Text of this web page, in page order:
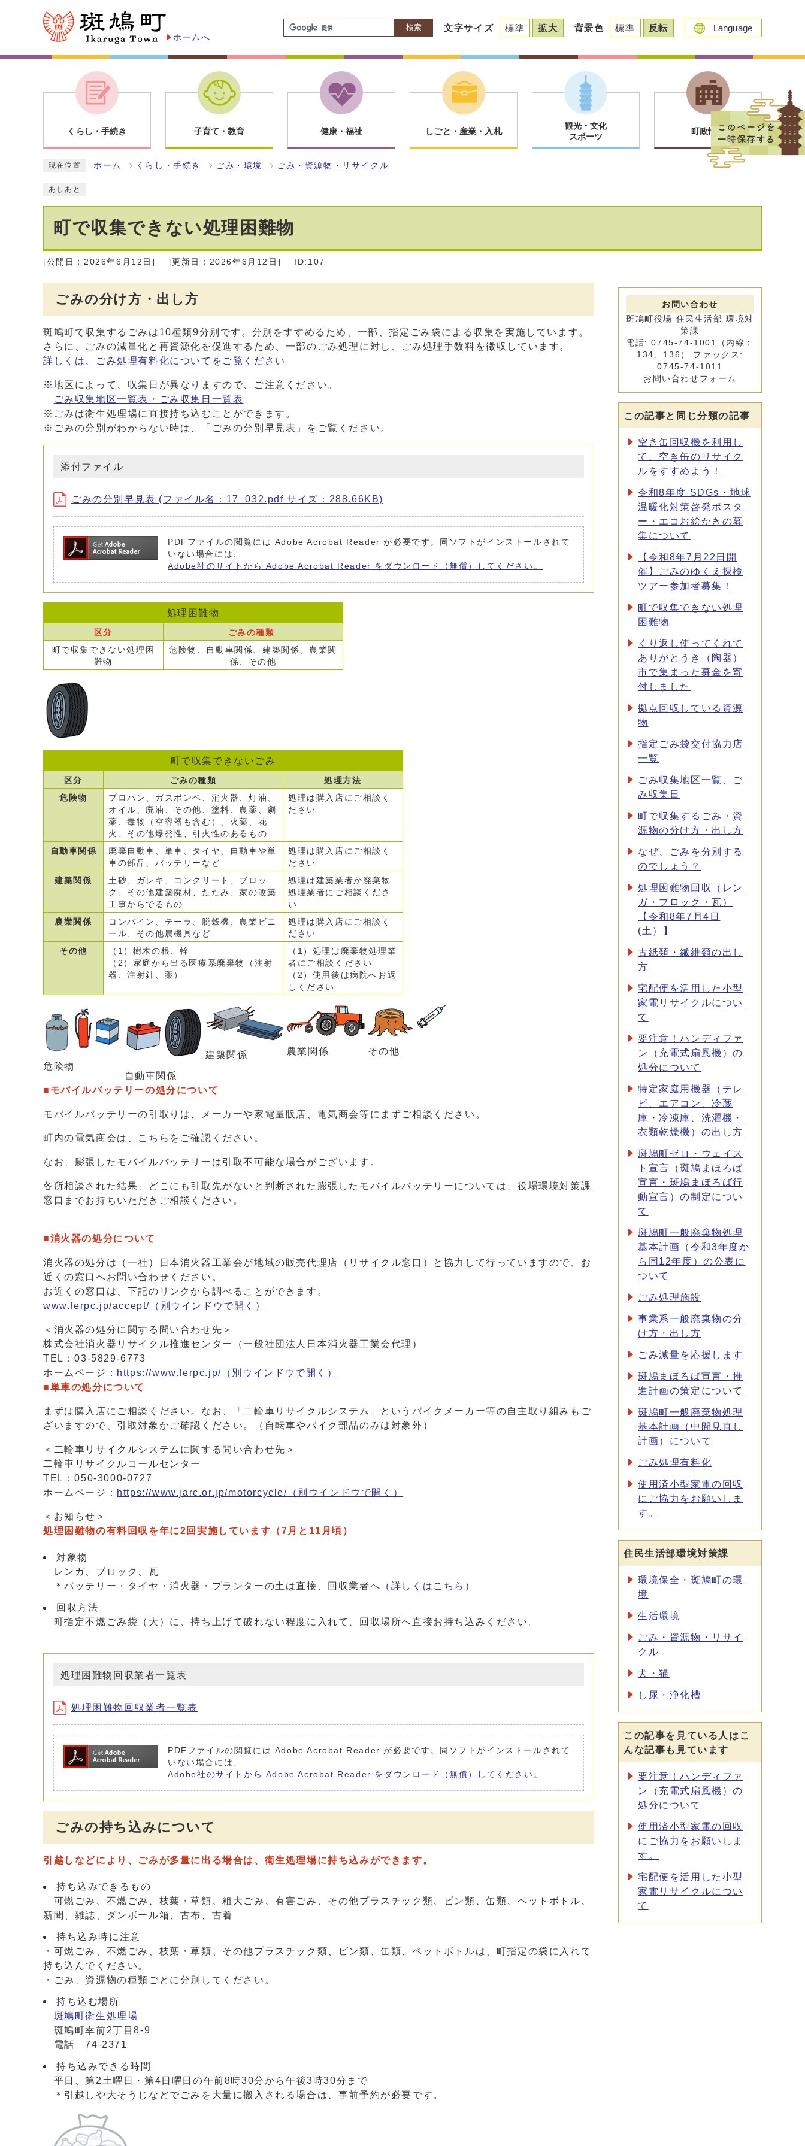
ホームへ
検索 文字サイズ 標準 拡大 背景色 標準 反転 Language
くらし・手続き 子育て・教育 健康・福祉 しごと・産業・入札
観光・文化
スポーツ
町政情報
現在位置 ホーム くらし・手続き ごみ・環境 ごみ・資源物・リサイクル
あしあと
町で収集できない処理困難物
[公開日：2026年6月12日] [更新日：2026年6月12日] ID:107
ごみの分け方・出し方
斑鳩町で収集するごみは10種類9分別です。分別をすすめるため、一部、指定ごみ袋による収集を実施しています。
さらに、ごみの減量化と再資源化を促進するため、一部のごみ処理に対し、ごみ処理手数料を徴収しています。
詳しくは、ごみ処理有料化についてをご覧ください
※地区によって、収集日が異なりますので、ご注意ください。
ごみ収集地区一覧表・ごみ収集日一覧表
※ごみは衛生処理場に直接持ち込むことができます。
※ごみの分別がわからない時は、「ごみの分別早見表」をご覧ください。
添付ファイル
ごみの分別早見表 (ファイル名：17_032.pdf サイズ：288.66KB)
PDFファイルの閲覧には Adobe Acrobat Reader が必要です。同ソフトがインストールされて
いない場合には、
Adobe社のサイトから Adobe Acrobat Reader をダウンロード（無償）してください。
処理困難物
区分
ごみの種類
町で収集できない処理困
難物
危険物、自動車関係、建築関係、農業関
係、その他
町で収集できないごみ
区分 ごみの種類
処理方法
危険物
プロパン、ガスボンベ、消火器、灯油、
オイル、廃油、その他、塗料、農薬、劇
薬、毒物（空容器も含む）、火薬、花
火、その他爆発性、引火性のあるもの
処理は購入店にご相談く
ださい
自動車関係
廃棄自動車、単車、タイヤ、自動車や単
車の部品、バッテリーなど
処理は購入店にご相談く
ださい
建築関係
土砂、ガレキ、コンクリート、ブロッ
ク、その他建築廃材、たたみ、家の改築
工事からでるもの
処理は建築業者か廃棄物
処理業者にご相談くださ
い
農業関係
コンバイン、テーラ、脱穀機、農業ビニ
ール、その他農機具など
処理は購入店にご相談く
ださい
その他
（1）樹木の根、幹
（2）家庭から出る医療系廃棄物（注射
器、注射針、薬）
（1）処理は廃棄物処理業
者にご相談ください
（2）使用後は病院へお返
しください
危険物
自動車関係
建築関係 農業関係 その他
■モバイルバッテリーの処分について
モバイルバッテリーの引取りは、メーカーや家電量販店、電気商会等にまずご相談ください。
町内の電気商会は、 こちら をご確認ください。
なお、膨張したモバイルバッテリーは引取不可能な場合がございます。
各所相談された結果、どこにも引取先がないと判断された膨張したモバイルバッテリーについては、役場環境対策課
窓口までお持ちいただきご相談ください。
■消火器の処分について
消火器の処分は（一社）日本消火器工業会が地域の販売代理店（リサイクル窓口）と協力して行っていますので、お
近くの窓口へお問い合わせください。
お近くの窓口は、下記のリンクから調べることができます。
www.ferpc.jp/accept/ （別ウインドウで開く）
＜消火器の処分に関する問い合わせ先＞
株式会社消火器リサイクル推進センター（一般社団法人日本消火器工業会代理）
TEL：03-5829-6773
ホームページ： https://www.ferpc.jp/ （別ウインドウで開く）
■単車の処分について
まずは購入店にご相談ください。なお、「二輪車リサイクルシステム」というバイクメーカー等の自主取り組みもご
ざいますので、引取対象かご確認ください。（自転車やバイク部品のみは対象外）
＜二輪車リサイクルシステムに関する問い合わせ先＞
二輪車リサイクルコールセンター
TEL：050-3000-0727
ホームページ： https://www.jarc.or.jp/motorcycle/ （別ウインドウで開く）
＜お知らせ＞
処理困難物の有料回収を年に2回実施しています（7月と11月頃）
対象物
レンガ、ブロック、瓦
＊バッテリー・タイヤ・消火器・プランターの土は直接、回収業者へ（ 詳しくはこちら ）
回収方法
町指定不燃ごみ袋（大）に、持ち上げて破れない程度に入れて、回収場所へ直接お持ち込みください。
処理困難物回収業者一覧表
処理困難物回収業者一覧表
PDFファイルの閲覧には Adobe Acrobat Reader が必要です。同ソフトがインストールされて
いない場合には、
Adobe社のサイトから Adobe Acrobat Reader をダウンロード（無償）してください。
ごみの持ち込みについて
引越しなどにより、ごみが多量に出る場合は、衛生処理場に持ち込みができます。
持ち込みできるもの
可燃ごみ、不燃ごみ、枝葉・草類、粗大ごみ、有害ごみ、その他プラスチック類、ビン類、缶類、ペットボトル、
新聞、雑誌、ダンボール箱、古布、古着
持ち込み時に注意
・可燃ごみ、不燃ごみ、枝葉・草類、その他プラスチック類、ビン類、缶類、ペットボトルは、町指定の袋に入れて
持ち込んでください。
・ごみ、資源物の種類ごとに分別してください。
持ち込む場所
斑鳩町衛生処理場
斑鳩町幸前2丁目8-9
電話 74-2371
持ち込みできる時間
平日、第2土曜日・第4日曜日の午前8時30分から午後3時30分まで
＊引越しや大そうじなどでごみを大量に搬入される場合は、事前予約が必要です。
お問い合わせ
斑鳩町役場 住民生活部 環境対
策課
電話: 0745-74-1001（内線：
134、136） ファックス:
0745-74-1011
お問い合わせフォーム
この記事と同じ分類の記事
空き缶回収機を利用し
て、空き缶のリサイク
ルをすすめよう！
令和8年度 SDGs・地球
温暖化対策啓発ポスタ
ー・エコお絵かきの募
集について
【令和8年7月22日開
催】ごみのゆくえ探検
ツアー参加者募集！
町で収集できない処理
困難物
くり返し使ってくれて
ありがとうき（陶器）
市で集まった募金を寄
付しました
拠点回収している資源
物
指定ごみ袋交付協力店
一覧
ごみ収集地区一覧、ご
み収集日
町で収集するごみ・資
源物の分け方・出し方
なぜ、ごみを分別する
のでしょう？
処理困難物回収（レン
ガ・ブロック・瓦）
【令和8年7月4日
(土）】
古紙類・繊維類の出し
方
宅配便を活用した小型
家電リサイクルについ
て
要注意！ハンディファ
ン（充電式扇風機）の
処分について
特定家庭用機器（テレ
ビ、エアコン、冷蔵
庫・冷凍庫、洗濯機・
衣類乾燥機）の出し方
斑鳩町ゼロ・ウェイス
ト宣言（斑鳩まほろば
宣言・斑鳩まほろば行
動宣言）の制定につい
て
斑鳩町一般廃棄物処理
基本計画（令和3年度か
ら同12年度）の公表に
ついて
ごみ処理施設
事業系一般廃棄物の分
け方・出し方
ごみ減量を応援します
斑鳩まほろば宣言・推
進計画の策定について
斑鳩町一般廃棄物処理
基本計画（中間見直し
計画）について
ごみ処理有料化
使用済小型家電の回収
にご協力をお願いしま
す。
住民生活部環境対策課
環境保全・斑鳩町の環
境
生活環境
ごみ・資源物・リサイ
クル
犬・猫
し尿・浄化槽
この記事を見ている人はこ
んな記事も見ています
要注意！ハンディファ
ン（充電式扇風機）の
処分について
使用済小型家電の回収
にご協力をお願いしま
す。
宅配便を活用した小型
家電リサイクルについ
て